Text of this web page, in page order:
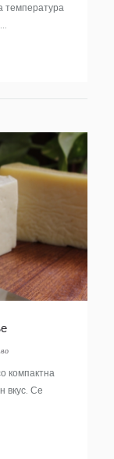
температура
компактна
вкус. Се